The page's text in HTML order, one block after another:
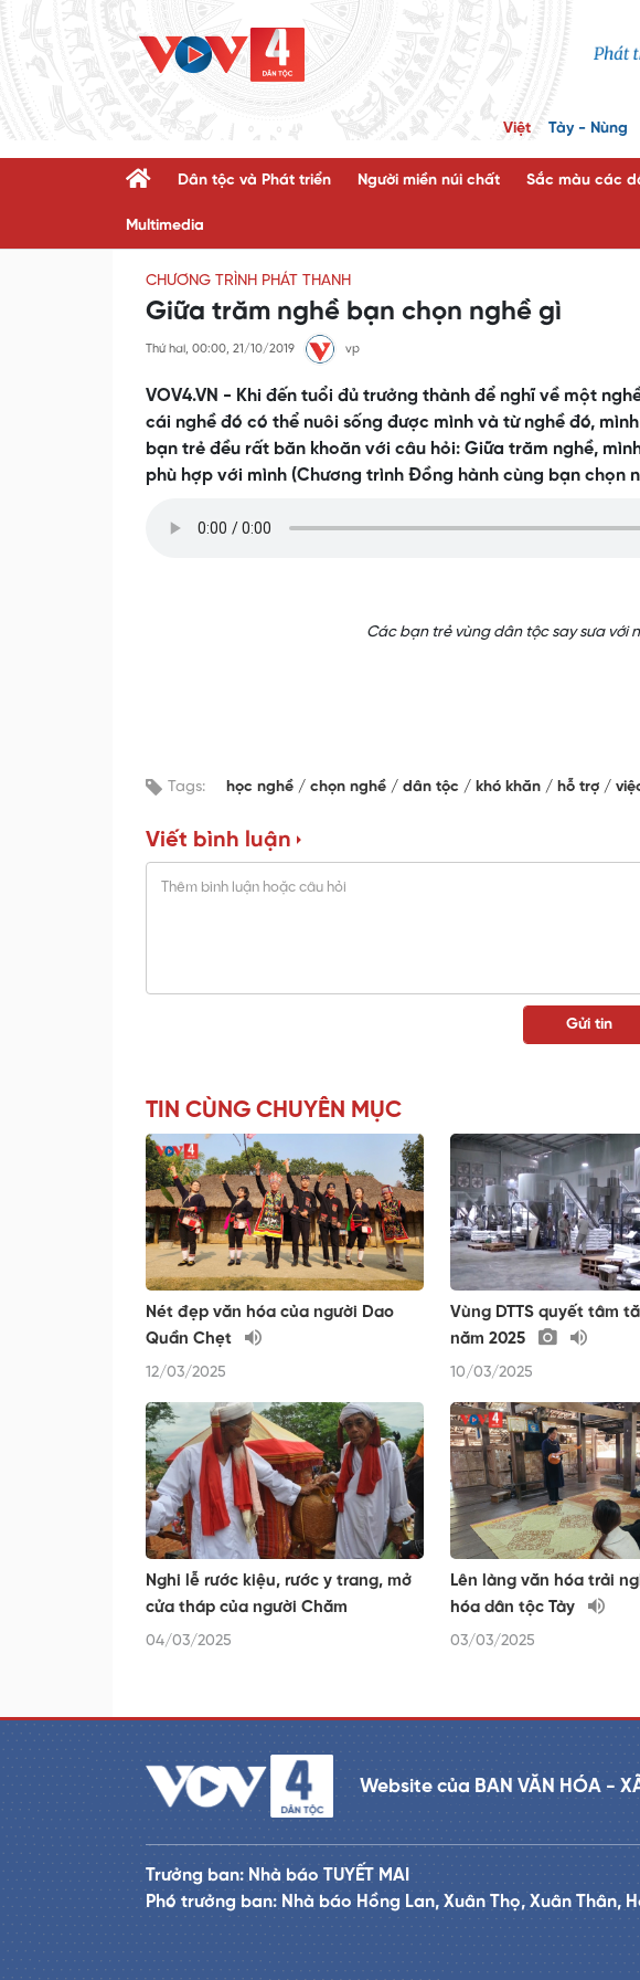
Việt Tày - Nùng
Dân tộc và Phát triển Người miền núi chất Sắc màu các
Multimedia
CHƯƠNG TRÌNH PHÁT THANH
Giữa trăm nghề bạn chọn nghề gì
Thứ hai, 00:00, 21/10/2019 vp
VOV4.VN - Khi đến tuổi đủ trưởng thành để nghĩ về một
cái nghề đó có thể nuôi sống được mình và từ nghề đó,
bạn trẻ đều rất băn khoăn với câu hỏi: Giữa trăm nghề,
phù hợp với mình (Chương trình Đồng hành cùng bạn chọn
Các bạn trẻ vùng dân tộc say sưa với
Tags: học nghề chọn nghề dân tộc khó khăn hỗ trợ
Viết bình luận
TIN CÙNG CHUYÊN MỤC
Nét đẹp văn hóa của người Dao
Quần Chẹt
12/03/2025
Vùng DTTS quyết tâm
năm 2025
10/03/2025
Nghi lễ rước kiệu, rước y trang, mở
cửa tháp của người Chăm
04/03/2025
Lên làng văn hóa trải
hóa dân tộc Tày
03/03/2025
Website của BAN VĂN HÓA -
Trưởng ban: Nhà báo TUYẾT MAI
Phó trưởng ban: Nhà báo Hồng Lan, Xuân Thọ, Xuân Thân,